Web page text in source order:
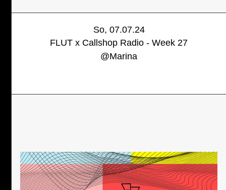
So, 07.07.24
FLUT x Callshop Radio - Week 27
@Marina